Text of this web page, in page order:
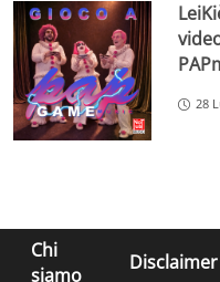
28
Chi
siamo
Disclaimer